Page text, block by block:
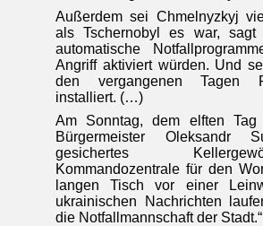
Außerdem sei Chmelnyzkyj
als Tschernobyl es war, sagt
automatische
Angriff aktiviert würden. Und
den vergangenen Tagen
installiert. (…)
Am Sonntag, dem elften
Bürgermeister Oleksandr
gesichertes
Kommandozentrale für den
langen Tisch vor einer
ukrainischen Nachrichten
die Notfallmannschaft der Stadt.“